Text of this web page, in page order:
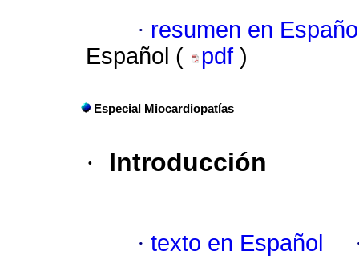
· resumen en
Español (
pdf )
Especial Miocardiopatías
· Introducción
· texto en Español